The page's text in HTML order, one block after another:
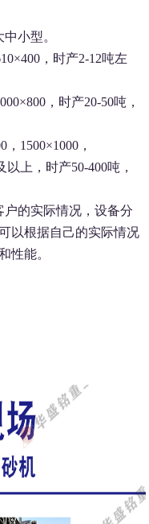
小型。
，时产2-12吨左
，时产20-50吨，
1500×1000，
以上，时产50-400吨，
的实际情况，设备分
以根据自己的实际情况
性能。